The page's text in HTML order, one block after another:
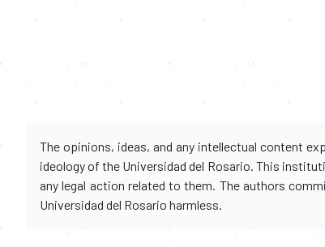
The opinions, ideas, and any intellectual content
ideology of the Universidad del Rosario. This
any legal action related to them. The authors
Universidad del Rosario harmless.